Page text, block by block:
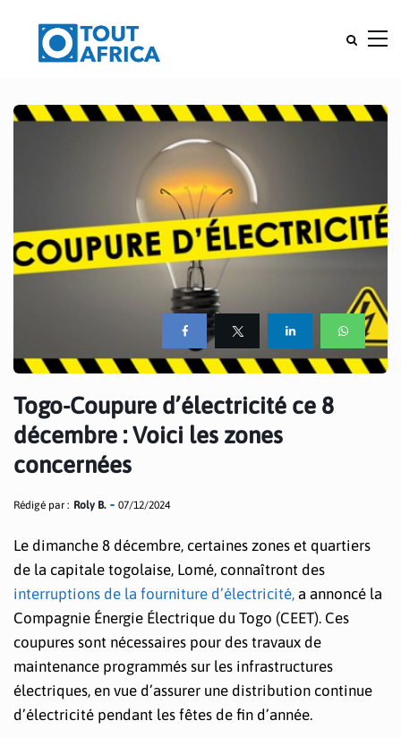
Togo-Coupure d’électricité ce 8
décembre : Voici les zones
concernées
Rédigé par : Roly B. 07/12/2024
Le dimanche 8 décembre, certaines zones et quartiers
de la capitale togolaise, Lomé, connaîtront des
interruptions de la fourniture d’électricité, a annoncé la
Compagnie Énergie Électrique du Togo (CEET). Ces
coupures sont nécessaires pour des travaux de
maintenance programmés sur les infrastructures
électriques, en vue d’assurer une distribution continue
d’électricité pendant les fêtes de fin d’année.